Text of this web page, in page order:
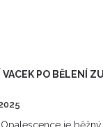
šíření. Zjistíme
v boji proti zubnímu
bez kazů!
PO BĚLENÍ